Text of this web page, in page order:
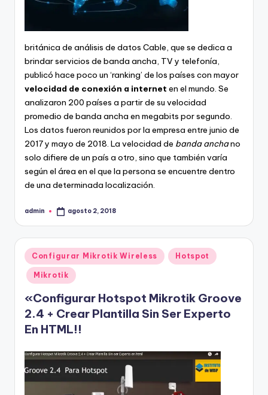
británica de análisis de datos Cable, que se dedica a
brindar servicios de banda ancha, TV y telefonía,
publicó hace poco un ‘ranking’ de los países con mayor
velocidad de conexión a internet en el mundo. Se
analizaron 200 países a partir de su velocidad
promedio de banda ancha en megabits por segundo.
Los datos fueron reunidos por la empresa entre junio de
2017 y mayo de 2018. La velocidad de banda anchano
solo difiere de un país a otro, sino que también varía
según el área en el que la persona se encuentre dentro
de una determinada localización.
Publicado
admin agosto 2, 2018
Publicado
en
Configurar Mikrotik Wireless Hotspot
Mikrotik
«Configurar Hotspot Mikrotik Groove
2.4 + Crear Plantilla Sin Ser Experto
En HTML!!